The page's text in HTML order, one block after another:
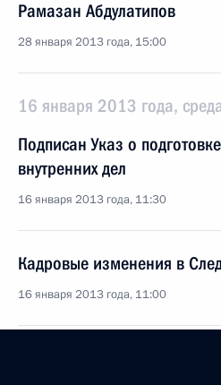
Рамазан Абдулатипов
28 января 2013 года, 15:00
16 января 2013 года,
Подписан Указ о
внутренних дел
16 января 2013 года, 11:30
Кадровые изменения в
16 января 2013 года, 11:00